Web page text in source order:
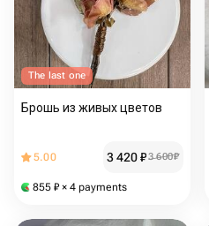
The last one
Брошь из живых цветов
5.00 3 420₽3 600₽
855 ₽ × 4 payments